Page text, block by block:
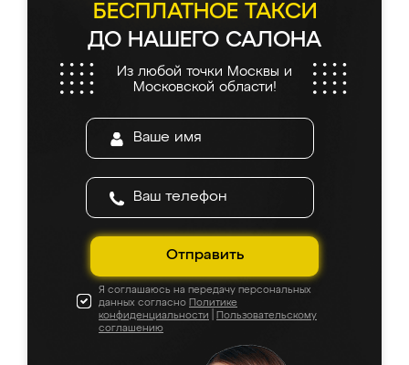
БЕСПЛАТНОЕ ТАКСИ
ДО НАШЕГО САЛОНА
Из любой точки Москвы и
Московской области!
Отправить
Я соглашаюсь на передачу персональных
данных согласно Политике
конфиденциальности
Пользовательскому
соглашению